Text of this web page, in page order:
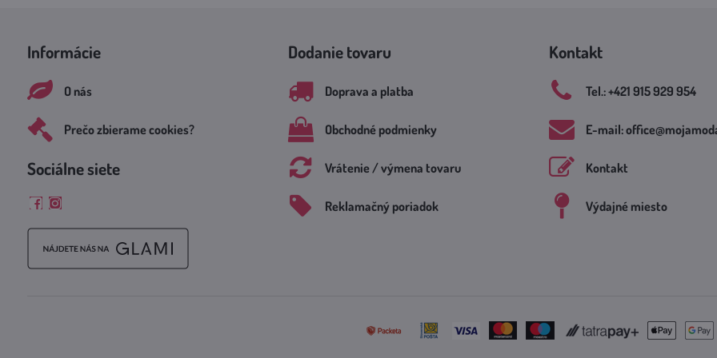
Informácie
O nás
Prečo zbierame cookies?
Sociálne siete
FacebookInstagram
Dodanie tovaru
Doprava a platba
Obchodné podmienky
Vrátenie / výmena tovaru
Reklamačný poriadok
Kontakt
Tel​.: +421 915 929 954
E-mail:
Kontakt
Výdajné miesto